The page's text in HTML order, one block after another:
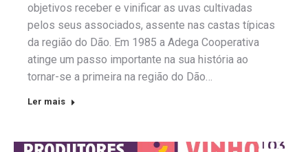
objetivos receber e vinificar as uvas cultivadas
pelos seus associados, assente nas castas típicas
da região do Dão. Em 1985 a Adega Cooperativa
atinge um passo importante na sua história ao
tornar-se a primeira na região do Dão…
Ler mais